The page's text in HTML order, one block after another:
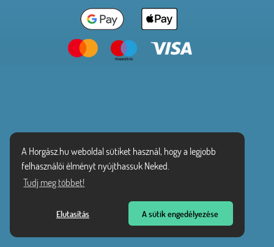
A Horgász.hu weboldal sütiket használ, hogy a legjobb
felhasználói élményt nyújthassuk Neked.
Tudj meg többet!
Elutasítás A sütik engedélyezése